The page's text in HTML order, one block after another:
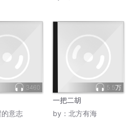
3460
意志
5.5万
一把二胡
by： 北方有海